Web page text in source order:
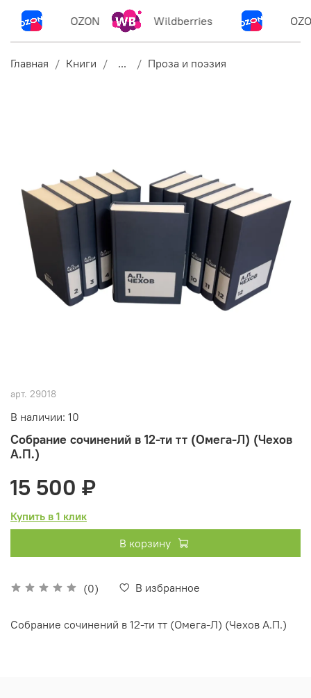
OZON Wildberries
Главная Книги ... Проза и поэзия
арт. 29018
В наличии: 10
Собрание сочинений в 12-ти тт (Омега-Л) (Чехов
А.П.)
(0) В избранное
15 500 ₽
Купить в 1 клик
В корзину
Собрание сочинений в 12-ти тт (Омега-Л) (Чехов А.П.)